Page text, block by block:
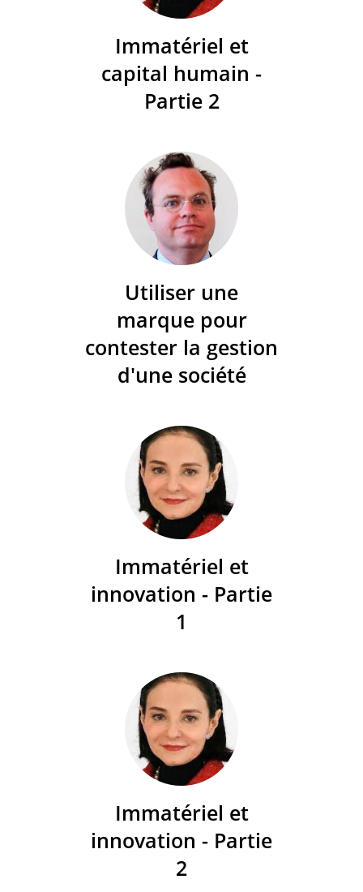
Immatériel et
capital humain -
Partie 2
Utiliser une
marque pour
contester la gestion
d'une société
Immatériel et
innovation - Partie
1
Immatériel et
innovation - Partie
2